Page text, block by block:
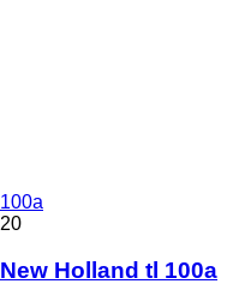
100a
20
New Holland tl 100a